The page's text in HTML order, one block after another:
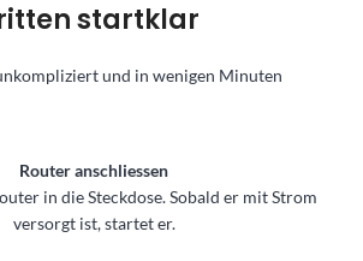
startklar
und in wenigen Minuten
Router anschliessen
in die Steckdose. Sobald er mit Strom
versorgt ist, startet er.